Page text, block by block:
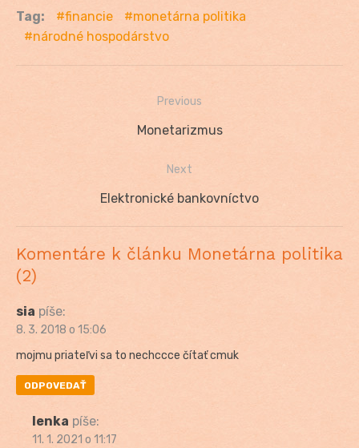
Tag: financie
monetárna politika
národné hospodárstvo
Previous
Previous
Monetarizmus
Next
Next
Elektronické bankovníctvo
Komentáre k článku Monetárna politika
(2)
sia píše:
8. 3. 2018 o 15:06
mojmu priateľvi sa to nechccce čítať cmuk
ODPOVEDAŤ
lenka píše:
11. 1. 2021 o 11:17